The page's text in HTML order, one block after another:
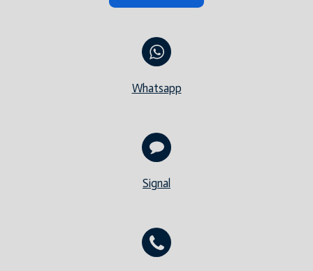
Whatsapp
Signal